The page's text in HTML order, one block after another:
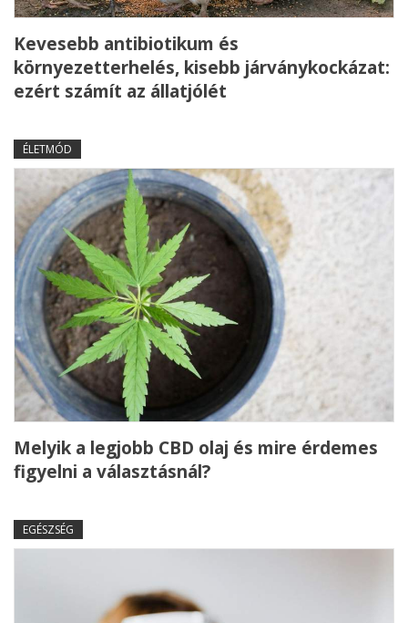
Kevesebb antibiotikum és
környezetterhelés, kisebb járványkockázat:
ezért számít az állatjólét
ÉLETMÓD
Melyik a legjobb CBD olaj és mire érdemes
figyelni a választásnál?
EGÉSZSÉG